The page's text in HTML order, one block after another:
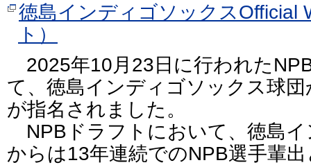
徳島インディゴソックスOfficial
ト）
2025年10月23日に行われた
て、徳島インディゴソックス球
が指名されました。
NPBドラフトにおいて、徳島
からは13年連続でのNPB選手輩